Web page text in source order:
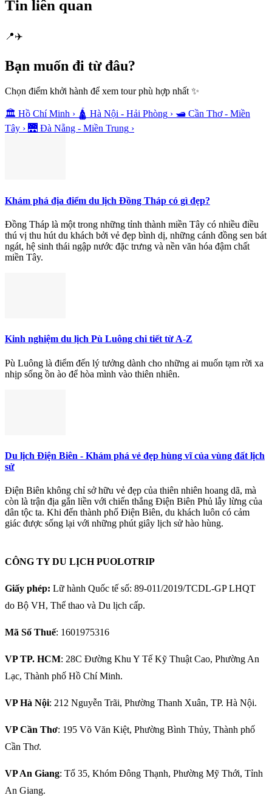
Tin liên quan
📍✈️
Bạn muốn đi từ đâu?
Chọn điểm khởi hành để xem tour phù hợp nhất ✨
🏛️ Hồ Chí Minh › 🛕 Hà Nội - Hải Phòng › 🛥️ Cần Thơ - Miền
Tây › 🌉 Đà Nẵng - Miền Trung ›
Khám phá địa điểm du lịch Đồng Tháp có gì đẹp?
Đồng Tháp là một trong những tỉnh thành miền Tây có nhiều điều
thú vị thu hút du khách bởi vẻ đẹp bình dị, những cánh đồng sen bát
ngát, hệ sinh thái ngập nước đặc trưng và nền văn hóa đậm chất
miền Tây.
Kinh nghiệm du lịch Pù Luông chi tiết từ A-Z
Pù Luông là điểm đến lý tưởng dành cho những ai muốn tạm rời xa
nhịp sống ồn ào để hòa mình vào thiên nhiên.
Du lịch Điện Biên - Khám phá vẻ đẹp hùng vĩ của vùng đất lịch
sử
Điện Biên không chỉ sở hữu vẻ đẹp của thiên nhiên hoang dã, mà
còn là trận địa gắn liền với chiến thắng Điện Biên Phủ lẫy lừng của
dân tộc ta. Khi đến thành phố Điện Biên, du khách luôn có cảm
giác được sống lại với những phút giây lịch sử hào hùng.
CÔNG TY DU LỊCH PUOLOTRIP
Giấy phép: Lữ hành Quốc tế số: 89-011/2019/TCDL-GP LHQT
do Bộ VH, Thể thao và Du lịch cấp.
Mã Số Thuế: 1601975316
VP TP. HCM: 28C Đường Khu Y Tế Kỹ Thuật Cao, Phường An
Lạc, Thành phố Hồ Chí Minh.
VP Hà Nội: 212 Nguyễn Trãi, Phường Thanh Xuân, TP. Hà Nội.
VP Cần Thơ: 195 Võ Văn Kiệt, Phường Bình Thủy, Thành phố
Cần Thơ.
VP An Giang: Tổ 35, Khóm Đông Thạnh, Phường Mỹ Thới, Tỉnh
An Giang.